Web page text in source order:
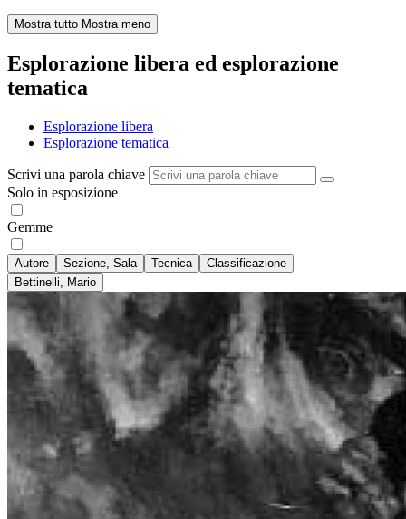
Mostra tutto Mostra meno
Esplorazione libera ed esplorazione
tematica
Esplorazione libera
Esplorazione tematica
Scrivi una parola chiave
Solo in esposizione
Gemme
Autore Sezione, Sala Tecnica
Classificazione
Bettinelli, Mario